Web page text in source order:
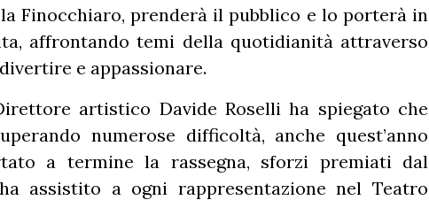
Finocchiaro, prenderà il pubblico e lo porterà in
affrontando temi della quotidianità attraverso
e appassionare.
artistico Davide Roselli ha spiegato che
numerose difficoltà, anche quest’anno
a termine la rassegna, sforzi premiati dal
assistito a ogni rappresentazione nel Teatro